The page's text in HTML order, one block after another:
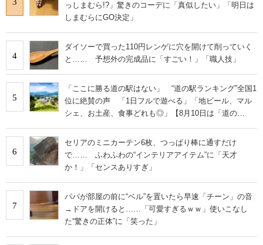
っしまむら!?」驚きのコーデに「真似したい」「明日は
しまむらにGO決定」
4
ダイソーで買った110円レンゲに穴を開けて削っていく
と…… 予想外の完成品に「すごい！」「職人技」
5
「ここに勝る道の駅はない」 “道の駅ランキング”全国1
位に絶賛の声 「1日フルで遊べる」「地ビール、マル
シェ、お土産、食事どれも◎」【8月10日は「道の
6
セリアのミニカーテン6枚、つっぱり棒に通すだけ
で…… ふわふわの“インテリアアイテム”に「天才
か！」「センスありすぎ」
7
パパが部屋の前に“ベル”を置いたら早速「チーン」の音
→ドアを開けると……「可愛すぎるｗｗ」使いこなし
た“驚きの正体”に「笑った」